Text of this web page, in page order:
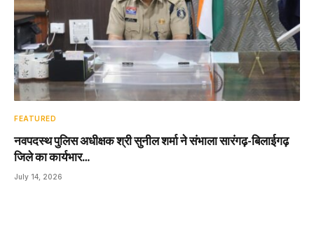
FEATURED
नवपदस्थ पुलिस अधीक्षक श्री सुनील शर्मा ने संभाला सारंगढ़-बिलाईगढ़
जिले का कार्यभार…
July 14, 2026